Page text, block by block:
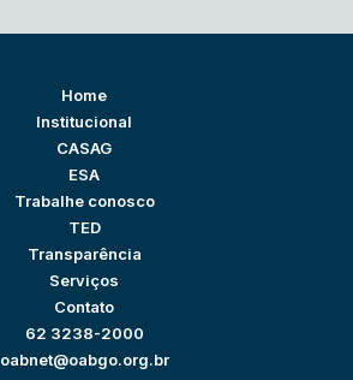
Home
Institucional
CASAG
ESA
Trabalhe conosco
TED
Transparência
Serviços
Contato
62 3238-2000
oabnet@oabgo.org.br